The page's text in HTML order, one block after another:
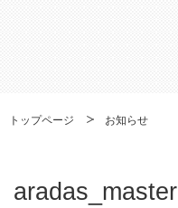
トップページ お知らせ
aradas_master